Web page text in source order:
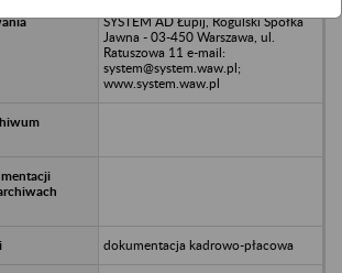
SYSTEM AD Łupij, Rogulski Spółka
Jawna - 03-450 Warszawa, ul.
Ratuszowa 11 e-mail:
system@system.waw.pl;
www.system.waw.pl
dokumentacja kadrowo-płacowa